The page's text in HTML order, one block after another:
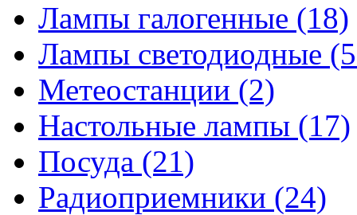
Лампы галогенные (18)
Лампы светодиодные
Метеостанции (2)
Настольные лампы (17)
Посуда (21)
Радиоприемники (24)